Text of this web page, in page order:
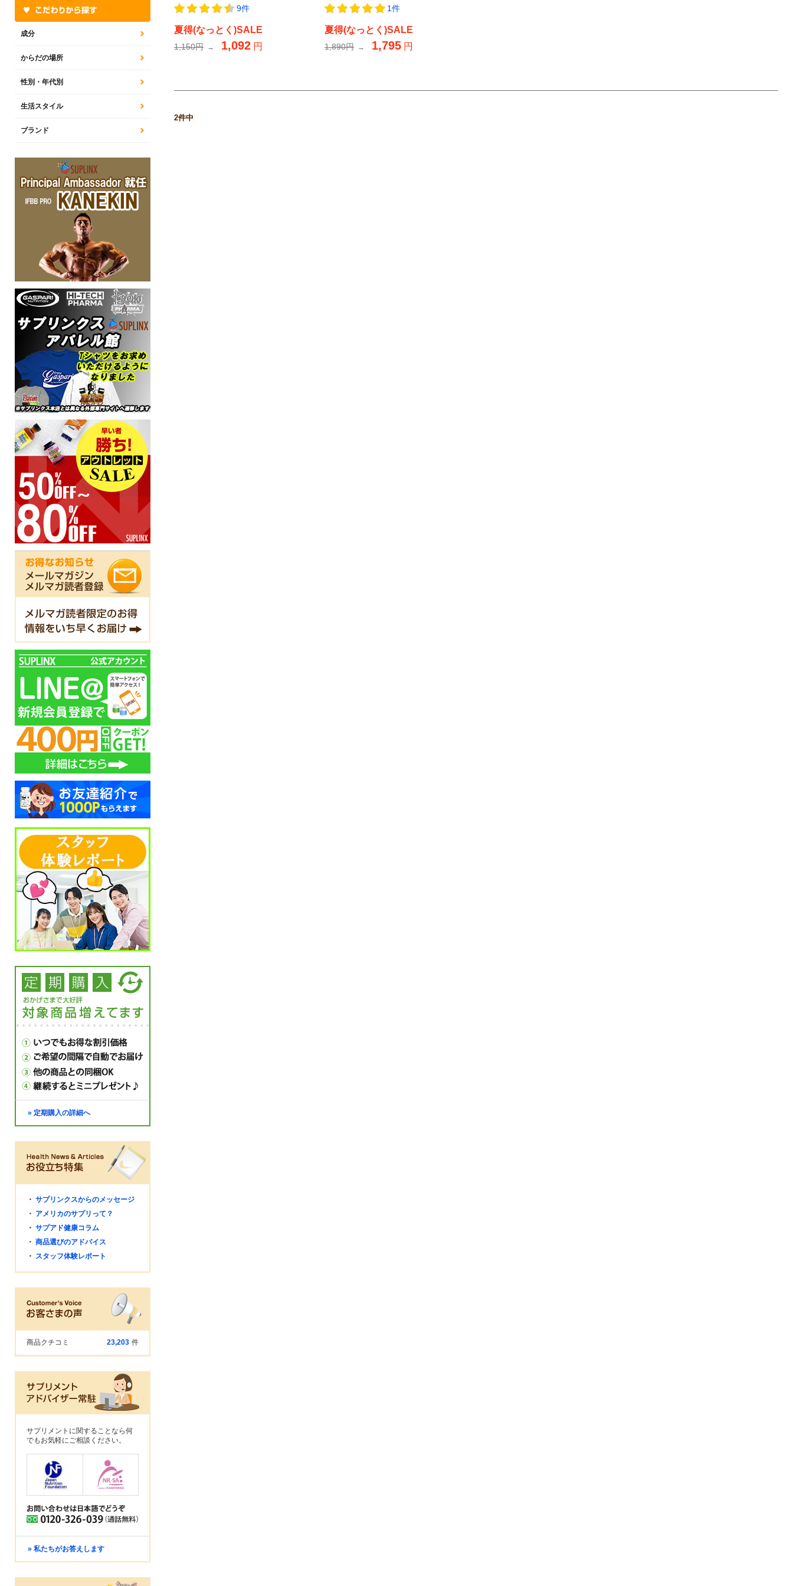
9件
夏得(なっとく)SALE
1,150円 → 1,092 円
1件
夏得(なっとく)SALE
1,890円 → 1,795 円
2件中
成分
からだの場所
性別・年代別
生活スタイル
ブランド
» 定期購入の詳細へ
・ サプリンクスからのメッセージ
・ アメリカのサプリって？
・ サプアド健康コラム
・ 商品選びのアドバイス
・ スタッフ体験レポート
商品クチコミ 23,203 件
サプリメントに関することなら何
でもお気軽にご相談ください。
» 私たちがお答えします